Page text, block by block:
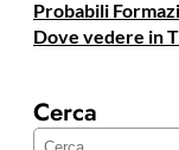
Probabili
Dove vedere in
Cerca